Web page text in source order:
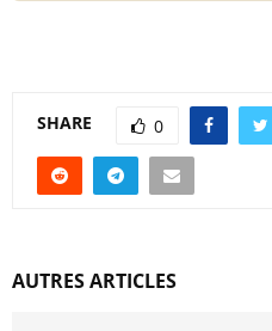
SHARE 0
AUTRES ARTICLES